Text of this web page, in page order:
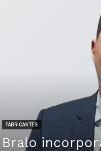
FABRICANTES
Bralo